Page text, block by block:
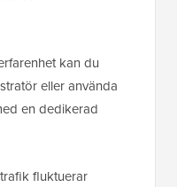
kan du
eller använda
en dedikerad
fluktuerar